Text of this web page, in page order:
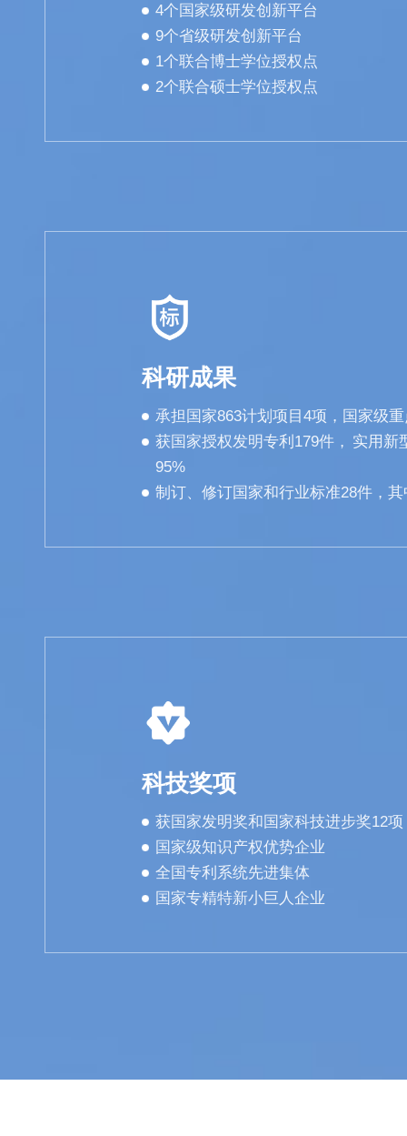
4个国家级研发创新平台
9个省级研发创新平台
1个联合博士学位授权点
2个联合硕士学位授权点
科研成果
承担国家863计划项目4项，国家级
获国家授权发明专利179件， 实用
95%
制订、修订国家和行业标准28件，
科技奖项
获国家发明奖和国家科技进步奖12
国家级知识产权优势企业
全国专利系统先进集体
国家专精特新小巨人企业